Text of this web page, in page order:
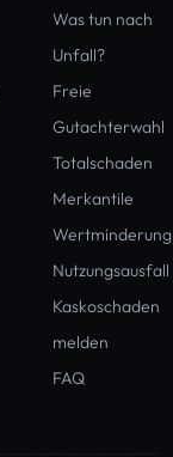
Was tun nach
Unfall?
Freie
Gutachterwahl
Totalschaden
Merkantile
Wertminderung
Nutzungsausfall
Kaskoschaden
melden
FAQ